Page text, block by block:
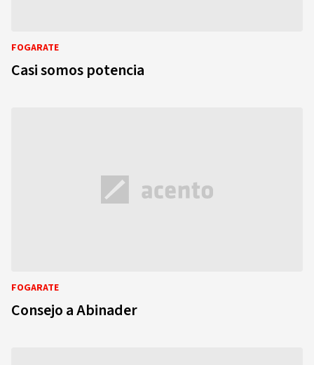
FOGARATE
Casi somos potencia
FOGARATE
Consejo a Abinader